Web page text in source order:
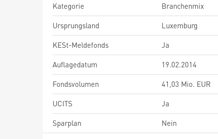
Kategorie
Branchenmix
Ursprungsland
Luxemburg
KESt-Meldefonds
Ja
Auflagedatum
19.02.2014
Fondsvolumen
41,03 Mio. EUR
UCITS
Ja
Sparplan
Nein